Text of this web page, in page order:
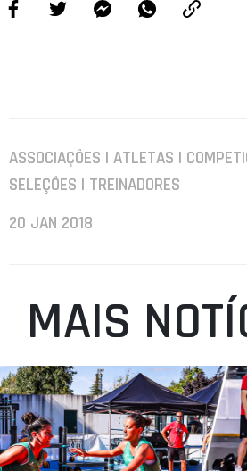
ASSOCIAÇÕES | ATLETAS |
SELEÇÕES | TREINADORES
20 JAN 2018
MAIS